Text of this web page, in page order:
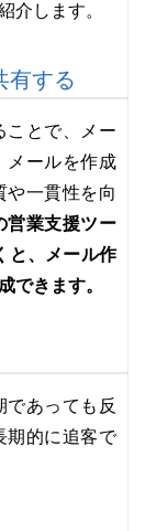
介します。
有する
ことで、メー
メールを作成
や一貫性を向
営業支援ツー
と、メール作
できます。
であっても反
期的に追客で